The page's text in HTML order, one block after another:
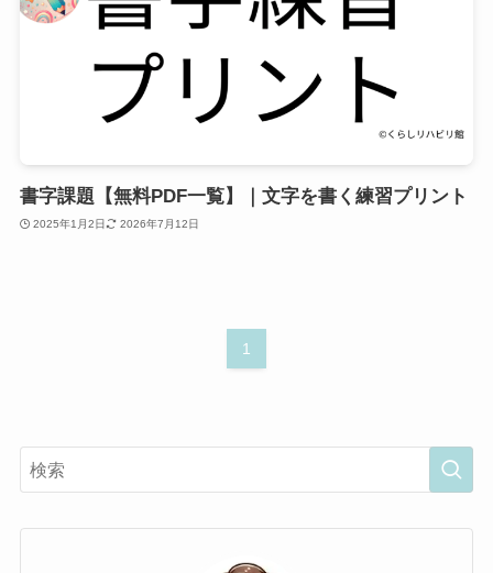
書字課題【無料PDF一覧】｜文字を書く練習プリント
2025年1月2日 2026年7月12日
1